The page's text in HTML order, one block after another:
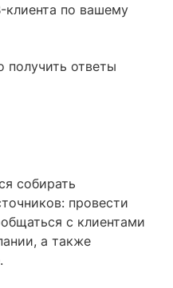
клиента по вашему
получить ответы
собирать
провести
с клиентами
а также